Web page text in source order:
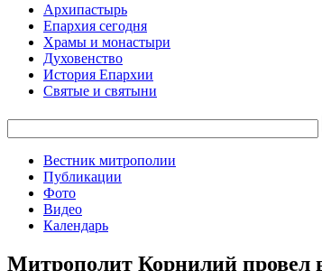
Архипастырь
Епархия сегодня
Храмы и монастыри
Духовенство
История Епархии
Святые и святыни
Вестник митрополии
Публикации
Фото
Видео
Календарь
Митрополит Корнилий провел